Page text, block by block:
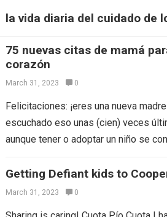
la vida diaria del cuidado de
75 nuevas citas de mamá
corazón
March 31, 2023 0
Felicitaciones: ¡eres una nueva
escuchado eso unas (cien) veces
aunque tener o adoptar un niño se
Getting Defiant kids to
March 31, 2023 0